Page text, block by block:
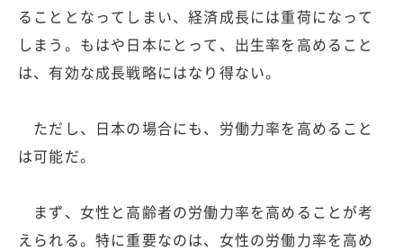
ることとなってしまい、経済成長には重荷になって
しまう。もはや日本にとって、出生率を高めること
は、有効な成長戦略にはなり得ない。
ただし、日本の場合にも、労働力率を高めること
は可能だ。
まず、女性と高齢者の労働力率を高めることが考
えられる。特に重要なのは、女性の労働力率を高め